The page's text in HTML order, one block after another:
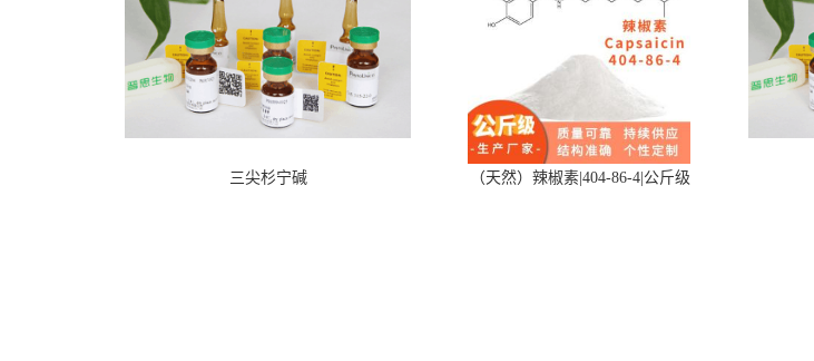
三尖杉宁碱 （天然）辣椒素|404-86-4|公斤级